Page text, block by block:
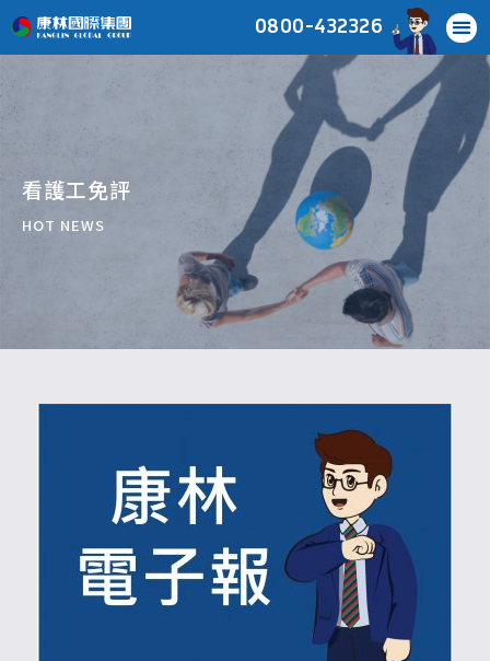
0800-432326
看護工免評
HOT NEWS